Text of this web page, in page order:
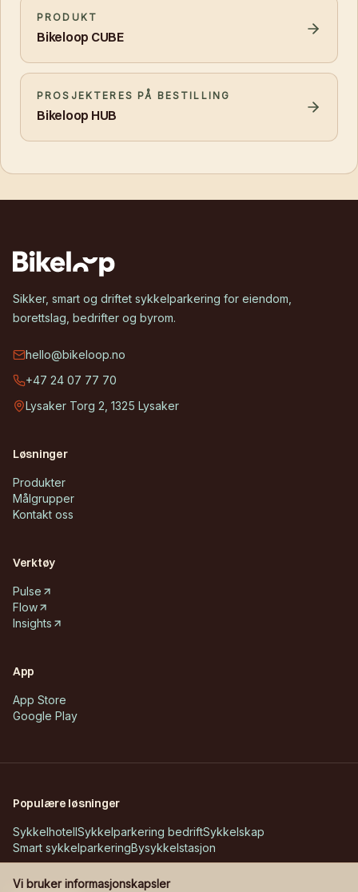
PRODUKT
Bikeloop CUBE
PROSJEKTERES PÅ BESTILLING
Bikeloop HUB
Sikker, smart og driftet sykkelparkering for eiendom,
borettslag, bedrifter og byrom.
hello@bikeloop.no
+47 24 07 77 70
Lysaker Torg 2, 1325 Lysaker
Løsninger
Produkter
Målgrupper
Kontakt oss
Verktøy
Pulse
Flow
Insights
App
App Store
Google Play
Populære løsninger
SykkelhotellSykkelparkering bedriftSykkelskap
Smart sykkelparkeringBysykkelstasjon
Vi bruker informasjonskapsler